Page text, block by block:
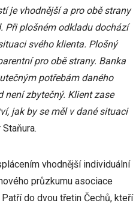
je vhodnější a pro obě strany
Při plošném odkladu dochází
svého klienta. Plošný
pro obě strany. Banka
potřebám daného
není zbytečný. Klient zase
jak by se měl v dané situaci
vhodnější individuální
průzkumu asociace
do dvou třetin Čechů, kteří